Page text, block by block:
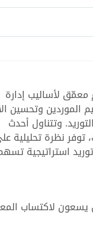
معمّق لأساليب إدارة
الموردين وتحسين
وتتناول أحدث
توفر نظرة تحليلية
استراتيجية
يسعون لاكتساب